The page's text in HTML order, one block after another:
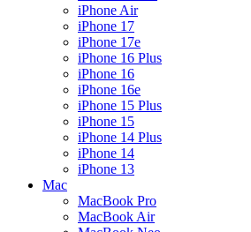
iPhone Air
iPhone 17
iPhone 17e
iPhone 16 Plus
iPhone 16
iPhone 16e
iPhone 15 Plus
iPhone 15
iPhone 14 Plus
iPhone 14
iPhone 13
Mac
MacBook Pro
MacBook Air